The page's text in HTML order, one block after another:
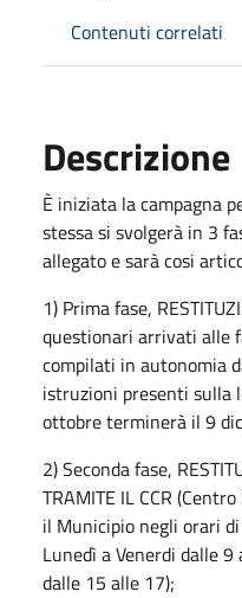
Contenuti correlati
Descrizione
È iniziata la campagna
stessa si svolgerà in 3
allegato e sarà cosi
1) Prima fase,
questionari arrivati alle
compilati in autonomia
istruzioni presenti sulla
ottobre terminerà il 9
2) Seconda fase,
TRAMITE IL CCR
il Municipio negli orari
Lunedì a Venerdi dalle
dalle 15 alle 17);